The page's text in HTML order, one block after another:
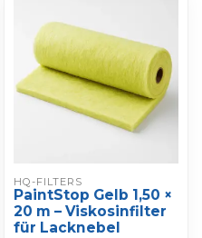
HQ-FILTERS
PaintStop Gelb 1,50 ×
20 m – Viskosinfilter
für Lacknebel